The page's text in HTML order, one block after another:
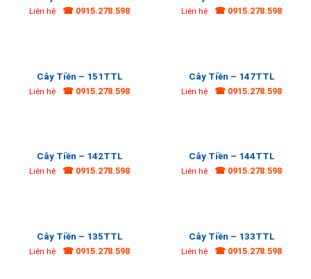
Liên hệ ☎ 0915.278.598 Liên hệ ☎ 0915.278.598
Cây Tiền – 151TTL
Liên hệ ☎ 0915.278.598
Cây Tiền – 147TTL
Liên hệ ☎ 0915.278.598
Cây Tiền – 142TTL
Liên hệ ☎ 0915.278.598
Cây Tiền – 144TTL
Liên hệ ☎ 0915.278.598
Cây Tiền – 135TTL
Liên hệ ☎ 0915.278.598
Cây Tiền – 133TTL
Liên hệ ☎ 0915.278.598